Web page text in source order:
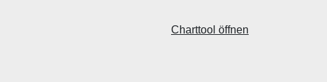
Charttool öffnen